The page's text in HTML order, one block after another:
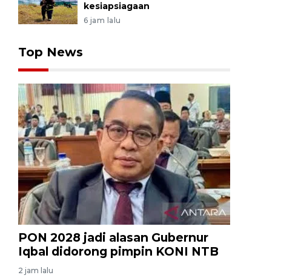
kesiapsiagaan
6 jam lalu
Top News
PON 2028 jadi alasan Gubernur
Iqbal didorong pimpin KONI NTB
2 jam lalu